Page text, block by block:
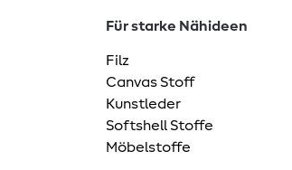
Für starke Nähideen
Filz
Canvas Stoff
Kunstleder
Softshell Stoffe
Möbelstoffe